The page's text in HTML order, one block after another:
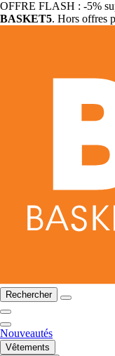
OFFRE FLASH : -5%
BASKET5. Hors offres
Rechercher
Nouveautés
Vêtements